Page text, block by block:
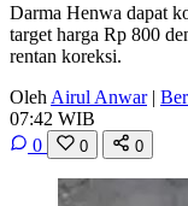
Darma Henwa dapat
target harga Rp 800
rentan koreksi.
Oleh Airul Anwar |
07:42 WIB
0
0 0